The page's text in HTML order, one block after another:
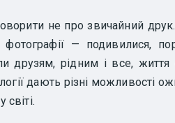
не про звичайний
— подивилися,
друзям, рідним і все,
дають різні можливості
світі.